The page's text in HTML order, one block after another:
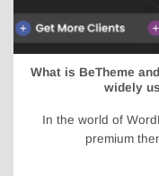
What is BeTheme
widely
In the world of
premium